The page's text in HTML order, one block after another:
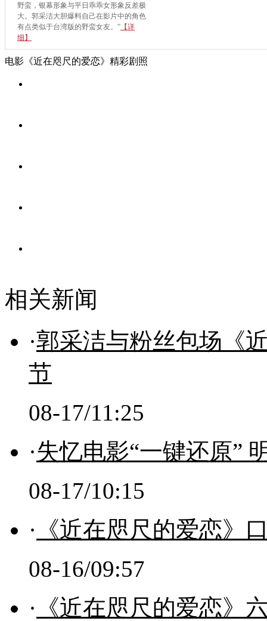
野蛮，银幕形象与平日乖乖女形象反差极
大。郭采洁大胆爆料自己在影片中的角色
有点类似于台湾版的野蛮女友。” 【详
细】
电影《近在咫尺的爱恋》精彩剧照
相关新闻
·郭采洁与粉丝包场《
节
08-17/11:25
·失忆电影“一键还原”
08-17/10:15
· 《近在咫尺的爱恋》
08-16/09:57
· 《近在咫尺的爱恋》